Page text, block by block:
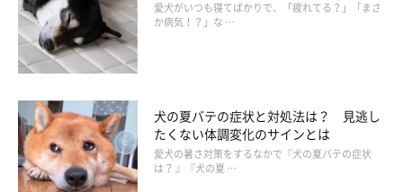
愛犬グッズは、いつもこのようにバッグにまとめているそう。そのため避難
もスピーディにできました。
ふだんから愛犬のお出かけグッズをまとめてバッグに入れていた
ため、避難の準備も楽でした。
「ただ、夜の車内が予想外に寒かったです。
余裕をもって避難すれば、毛布を多めに持つことに気がつけたか
愛犬がいつも寝てばかりで、「疲れてる？」「まさ
か病気！？」な …
犬の夏バテの症状と対処法は？ 見逃し
たくない体調変化のサインとは
愛犬の暑さ対策をするなかで『犬の夏バテの症状
は？ 』『犬の夏 …